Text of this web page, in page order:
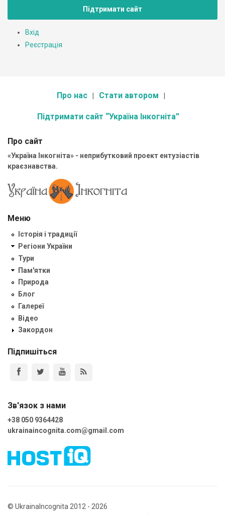
Підтримати сайт
Вхід
Реєстрація
Про нас Стати автором
Підтримати сайт “Україна Інкогніта”
Про сайт
«Україна Інкогніта» - неприбутковий проект ентузіастів
краєзнавства.
Меню
Історія і традиції
Регіони України
Тури
Пам'ятки
Природа
Блог
Галереї
Відео
Закордон
Підпишіться
Зв'язок з нами
+38 050 9364428
ukrainaincognita.com@gmail.com
© UkrainaIncognita 2012 - 2026